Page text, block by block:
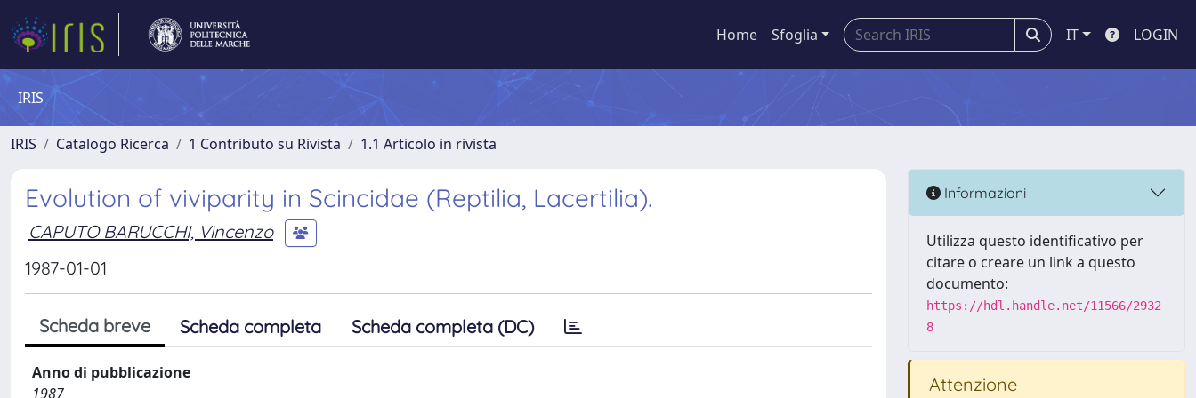
Home Sfoglia IT LOGIN
IRIS
IRIS Catalogo Ricerca 1 Contributo su Rivista 1.1 Articolo in rivista
Evolution of viviparity in Scincidae (Reptilia, Lacertilia).
CAPUTO BARUCCHI, Vincenzo
1987-01-01
Scheda breve Scheda completa Scheda completa (DC)
Anno di pubblicazione
1987
Informazioni
Utilizza questo identificativo per
citare o creare un link a questo
documento:
https://hdl.handle.net/11566/2932
8
Attenzione